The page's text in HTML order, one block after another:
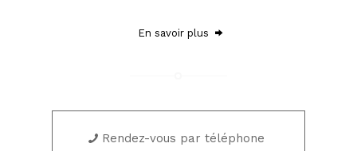
En savoir plus
Rendez-vous par téléphone